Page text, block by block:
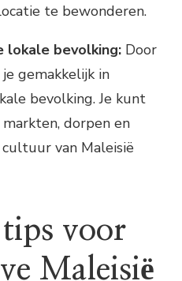
te bewonderen.
bevolking: Door
gemakkelijk in
bevolking. Je kunt
dorpen en
van Maleisië
voor
Maleisië